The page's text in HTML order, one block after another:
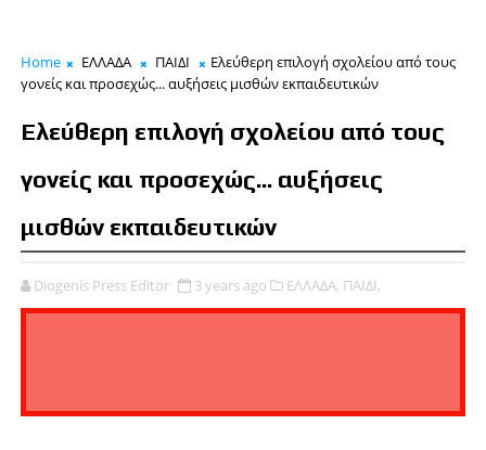
Home ΕΛΛΑΔΑ ΠΑΙΔΙ
Ελεύθερη επιλογή σχολείου από τους
γονείς και προσεχώς... αυξήσεις μισθών εκπαιδευτικών
Ελεύθερη επιλογή σχολείου από τους
γονείς και προσεχώς... αυξήσεις
μισθών εκπαιδευτικών
Diogenis Press Editor 3 years ago ΕΛΛΑΔΑ, ΠΑΙΔΙ,